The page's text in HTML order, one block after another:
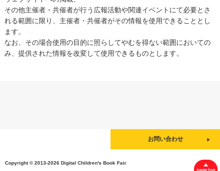
その他主催者・共催者が行う広報活動や関連イベントにて必要とさ
れる範囲に限り、主催者・共催者がその情報を使用できることとし
ます。
なお、その場合使用の目的に照らしてやむを得ない範囲においての
み、提供された情報を改変して使用できるものとします。
お問い合わせ
Copyright © 2013-2026 Digital Children's Book Fair.